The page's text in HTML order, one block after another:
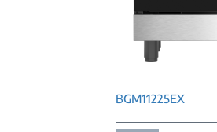
BGM11225EX